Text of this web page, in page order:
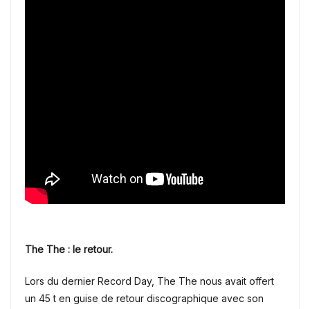
The The : le retour.
Lors du dernier Record Day, The The nous avait offert
un 45 t en guise de retour discographique avec son